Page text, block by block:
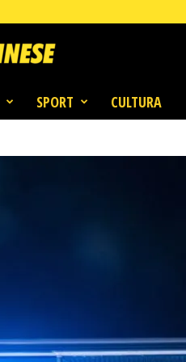
SPORT CULTURA